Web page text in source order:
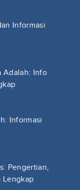
Informasi
Adalah: Info
Informasi
Pengertian,
Lengkap